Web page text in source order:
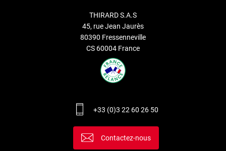
THIRARD S.A.S
45, rue Jean Jaurès
80390 Fressenneville
CS 60004 France
+33 (0)3 22 60 26 50
Contactez-nous